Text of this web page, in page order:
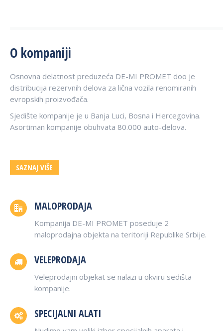
O kompaniji
Osnovna delatnost preduzeća DE-MI PROMET doo je
distribucija rezervnih delova za lična vozila renomiranih
evropskih proizvođača.
Sjedište kompanije je u Banja Luci, Bosna i Hercegovina.
Asortiman kompanije obuhvata 80.000 auto-delova.
SAZNAJ VIŠE
MALOPRODAJA
Kompanija DE-MI PROMET poseduje 2
maloprodajna objekta na teritoriji Republike Srbije.
VELEPRODAJA
Veleprodajni objekat se nalazi u okviru sedišta
kompanije.
SPECIJALNI ALATI